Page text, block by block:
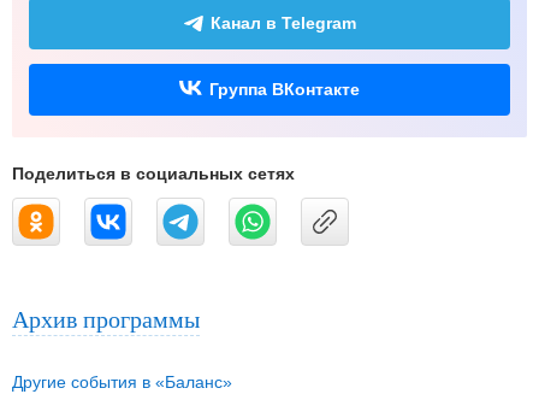
Канал в Telegram
Группа ВКонтакте
Поделиться в социальных сетях
Архив программы
Другие события в «Баланс»